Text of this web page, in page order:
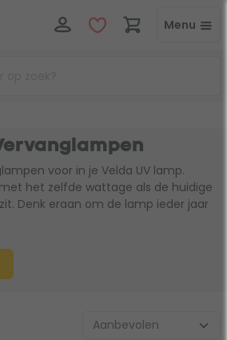
Menu
voor in je Velda UV lamp.
het zelfde wattage als de huidige
Denk eraan om de lamp ieder jaar